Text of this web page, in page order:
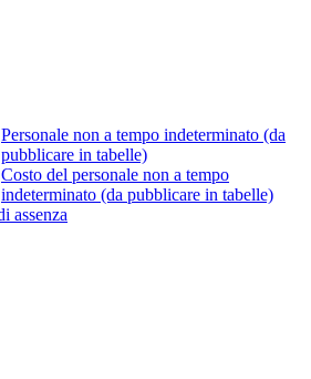
Personale non a tempo indeterminato (da
pubblicare in tabelle)
Costo del personale non a tempo
indeterminato (da pubblicare in tabelle)
assenza